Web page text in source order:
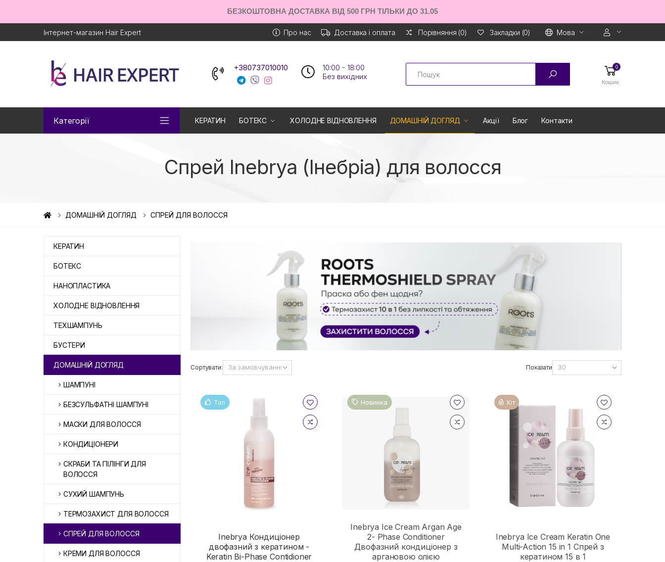
БЕЗКОШТОВНА ДОСТАВКА ВІД 500 ГРН ТІЛЬКИ ДО 31.05
Інтернет-магазин Hair Expert Про нас Доставка і оплата Порівняння (0) Закладки (0) Мова
+380737010010
10:00 - 18:00
Без вихiдних
Search 0
Кошик
Категорії КЕРАТИН БОТЕКС ХОЛОДНЕ ВІДНОВЛЕННЯ ДОМАШНІЙ ДОГЛЯД Акції Блог Контакти
Спрей Inebrya (Інебріа) для волосся
ДОМАШНІЙ ДОГЛЯД СПРЕЙ ДЛЯ ВОЛОССЯ
КЕРАТИН
БОТЕКС
НАНОПЛАСТИКА
ХОЛОДНЕ ВІДНОВЛЕННЯ
ТЕХШАМПУНЬ
БУСТЕРИ
ДОМАШНІЙ ДОГЛЯД
ШАМПУНІ
БЕЗСУЛЬФАТНІ ШАМПУНІ
МАСКИ ДЛЯ ВОЛОССЯ
КОНДИЦІОНЕРИ
СКРАБИ ТА ПІЛІНГИ ДЛЯ
ВОЛОССЯ
СУХИЙ ШАМПУНЬ
ТЕРМОЗАХИСТ ДЛЯ ВОЛОССЯ
СПРЕЙ ДЛЯ ВОЛОССЯ
КРЕМИ ДЛЯ ВОЛОССЯ
Сортувати: Показати
Топ
Inebrya Кондиціонер
двофазний з кератином -
Keratin Bi-Phase Contidioner
Новинка
Inebrya Ice Cream Argan Age
2- Phase Conditioner
Двофазний кондиціонер з
аргановою олією
Хіт
Inebrya Ice Cream Keratin One
Multi-Action 15 in 1 Спрей з
кератином 15 в 1